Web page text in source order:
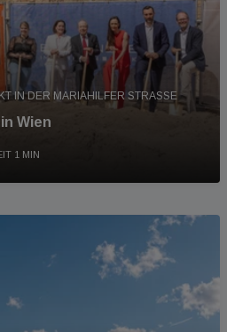
IN DER MARIAHILFER STRASSE
Wien
1 MIN